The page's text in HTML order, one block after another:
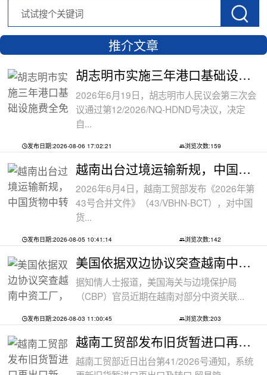
推介文章
胡志明市实施三年港口基础设施费全免政
2026年6月19日，胡志明市人民议会第三次会
议通过第12/2026/NQ-HDND号决议，决定
自...
发布日期:2026-08-06 17:02:21 浏览次数:159
越南出台过境运输新规，中国货物中转通
2026年6月4日，越南工贸部发布《2026年第
43号合并文件》（43/VBHN-BCT），对中国
货...
发布日期:2026-08-05 10:41:14 浏览次数:142
美国依据双边协议突查越南中资工厂，三
据知情人士报道，美国海关与边境保护局
（CBP）官员近期在越南对部分中资关联...
发布日期:2026-08-03 11:00:45 浏览次数:203
越南工贸部发布旧货暂进口再出口新规：
越南工贸部近日出台第41/2026号通知，系统